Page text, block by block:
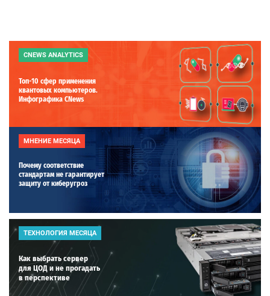
CNEWS ANALYTICS
Топ-10 сфер применения
квантовых компьютеров.
Инфографика CNews
МНЕНИЕ МЕСЯЦА
Почему соответствие
стандартам не гарантирует
защиту от киберугроз
ТЕХНОЛОГИЯ МЕСЯЦА
Как выбрать сервер
для ЦОД и не прогадать
в перспективе